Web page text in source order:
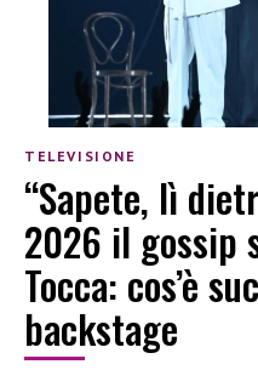
TELEVISIONE
“Sapete, lì
2026 il gossip
Tocca: cos’è
backstage